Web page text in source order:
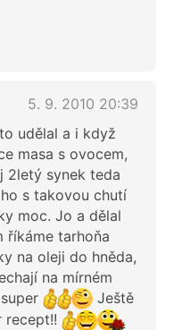
5. 9. 2010 20:39
udělal a i když
masa s ovocem,
2letý synek teda
s takovou chutí
moc. Jo a dělal
říkáme tarhoňa
na oleji do hněda,
na mírném
Ještě
recept!!